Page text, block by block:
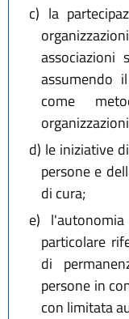
c) la
assumendo
come
d) le iniziative
persone e
di cura;
e)
particolare
di
persone in
con limitata